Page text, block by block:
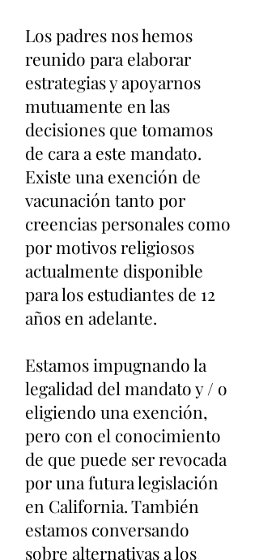
Los padres nos hemos
reunido para elaborar
estrategias y apoyarnos
mutuamente en las
decisiones que tomamos
de cara a este mandato.
Existe una exención de
vacunación tanto por
creencias personales como
por motivos religiosos
actualmente disponible
para los estudiantes de 12
años en adelante.
Estamos impugnando la
legalidad del mandato y / o
eligiendo una exención,
pero con el conocimiento
de que puede ser revocada
por una futura legislación
en California. También
estamos conversando
sobre alternativas a los